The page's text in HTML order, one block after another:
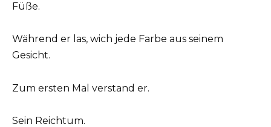
Füße.
Während er las, wich jede Farbe aus seinem
Gesicht.
Zum ersten Mal verstand er.
Sein Reichtum.